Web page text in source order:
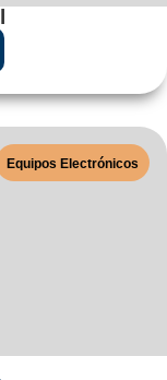
Equipos Electrónicos